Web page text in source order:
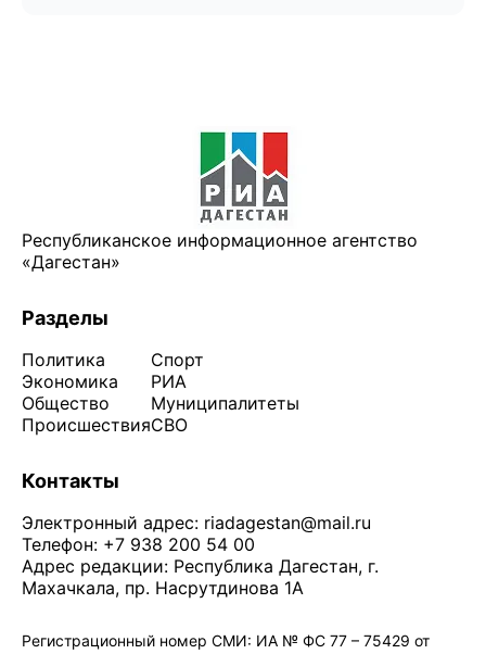
Республиканское информационное агентство
«Дагестан»
Разделы
Политика
Экономика
Общество
Происшествия
Спорт
РИА
Муниципалитеты
СВО
Контакты
Электронный адрес: riadagestan@mail.ru
Телефон: +7 938 200 54 00
Адрес редакции: Республика Дагестан, г.
Махачкала, пр. Насрутдинова 1А
Регистрационный номер СМИ: ИА № ФС 77 – 75429 от